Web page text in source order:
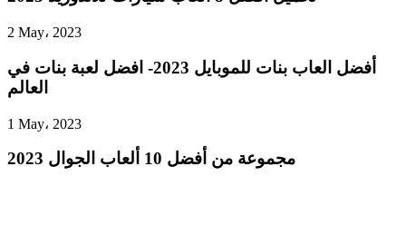
2 May، 2023
أفضل العاب بنات للموبايل 2023- افضل لعبة بنات في
العالم
1 May، 2023
مجموعة من أفضل 10 ألعاب الجوال 2023